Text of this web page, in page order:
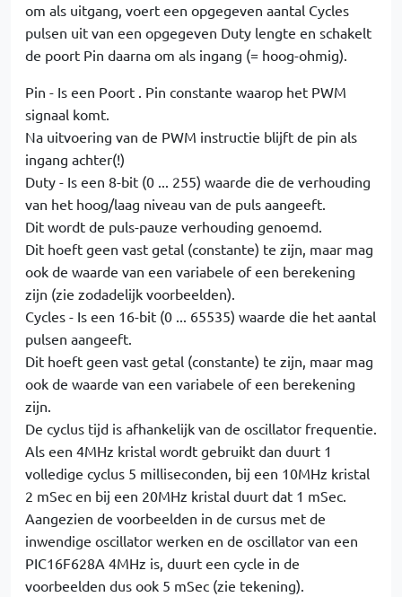
om als uitgang, voert een opgegeven aantal Cycles
pulsen uit van een opgegeven Duty lengte en schakelt
de poort Pin daarna om als ingang (= hoog-ohmig).
Pin - Is een Poort . Pin constante waarop het PWM
signaal komt.
Na uitvoering van de PWM instructie blijft de pin als
ingang achter(!)
Duty - Is een 8-bit (0 ... 255) waarde die de verhouding
van het hoog/laag niveau van de puls aangeeft.
Dit wordt de puls-pauze verhouding genoemd.
Dit hoeft geen vast getal (constante) te zijn, maar mag
ook de waarde van een variabele of een berekening
zijn (zie zodadelijk voorbeelden).
Cycles - Is een 16-bit (0 ... 65535) waarde die het aantal
pulsen aangeeft.
Dit hoeft geen vast getal (constante) te zijn, maar mag
ook de waarde van een variabele of een berekening
zijn.
De cyclus tijd is afhankelijk van de oscillator frequentie.
Als een 4MHz kristal wordt gebruikt dan duurt 1
volledige cyclus 5 milliseconden, bij een 10MHz kristal
2 mSec en bij een 20MHz kristal duurt dat 1 mSec.
Aangezien de voorbeelden in de cursus met de
inwendige oscillator werken en de oscillator van een
PIC16F628A 4MHz is, duurt een cycle in de
voorbeelden dus ook 5 mSec (zie tekening).